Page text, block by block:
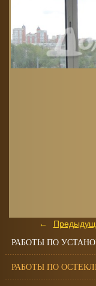
РАБОТЫ ПО
РАБОТЫ ПО